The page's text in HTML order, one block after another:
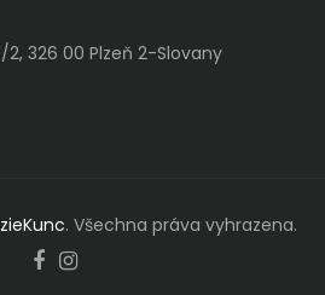
326 00 Plzeň 2-Slovany
. Všechna práva vyhrazena.